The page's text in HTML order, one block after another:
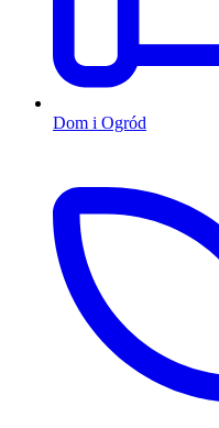
Dom i Ogród